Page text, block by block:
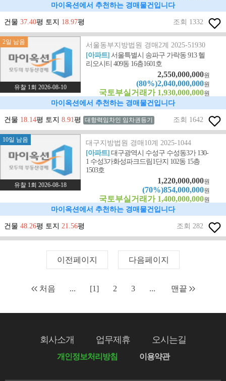
마이옥션에서 추천하는 경매물건입니다
건물 37.40평 토지 18.97평 조회 1332
2일 남음
유찰 1회 2026-08-10
서울동부지방법원 경매2계 2025-51930
[아파트]서울특별시 송파구 가락동 913 헬
리오시티 409동 16층1601호
2,550,000,000원
(80%)2,040,000,000원
국토부실거래가 1,930,000,000원
마이옥션에서 추천하는 경매물건입니다
건물 18.14평 토지 8.91평 대항력임차인 임차권등기 조회 1642
10일 남음
유찰 1회 2026-08-18
대구지방법원 경매10계 2025-1044
[아파트]대구광역시 수성구 수성동3가 130-
1 수성3가화성파크드림1단지 102동 15층
1503호
1,220,000,000원
(70%)854,000,000원
국토부실거래가 1,400,000,000원
마이옥션에서 추천하는 경매물건입니다
건물 48.26평 토지 21.56평 조회 282
이전페이지 다음페이지
처음 ... [1] 2 3 ... 맨끝
회사소개 업무제휴 오시는길
개인정보처리방침 이용약관